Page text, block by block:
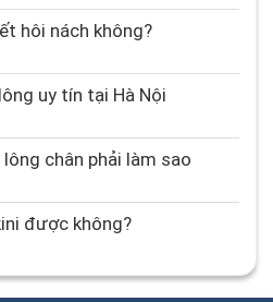
hôi nách không?
uy tín tại Hà Nội
lông chân phải làm sao
được không?